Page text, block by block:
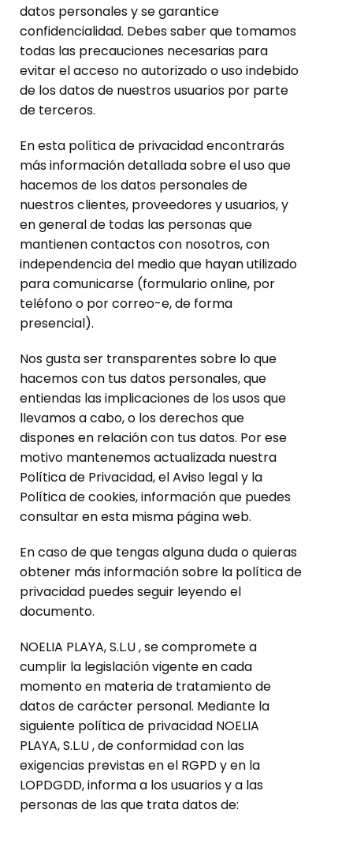
datos personales y se garantice
confidencialidad. Debes saber que tomamos
todas las precauciones necesarias para
evitar el acceso no autorizado o uso indebido
de los datos de nuestros usuarios por parte
de terceros.
En esta política de privacidad encontrarás
más información detallada sobre el uso que
hacemos de los datos personales de
nuestros clientes, proveedores y usuarios, y
en general de todas las personas que
mantienen contactos con nosotros, con
independencia del medio que hayan utilizado
para comunicarse (formulario online, por
teléfono o por correo-e, de forma
presencial).
Nos gusta ser transparentes sobre lo que
hacemos con tus datos personales, que
entiendas las implicaciones de los usos que
llevamos a cabo, o los derechos que
dispones en relación con tus datos. Por ese
motivo mantenemos actualizada nuestra
Política de Privacidad, el Aviso legal y la
Política de cookies, información que puedes
consultar en esta misma página web.
En caso de que tengas alguna duda o quieras
obtener más información sobre la política de
privacidad puedes seguir leyendo el
documento.
NOELIA PLAYA, S.L.U , se compromete a
cumplir la legislación vigente en cada
momento en materia de tratamiento de
datos de carácter personal. Mediante la
siguiente política de privacidad NOELIA
PLAYA, S.L.U , de conformidad con las
exigencias previstas en el RGPD y en la
LOPDGDD, informa a los usuarios y a las
personas de las que trata datos de: